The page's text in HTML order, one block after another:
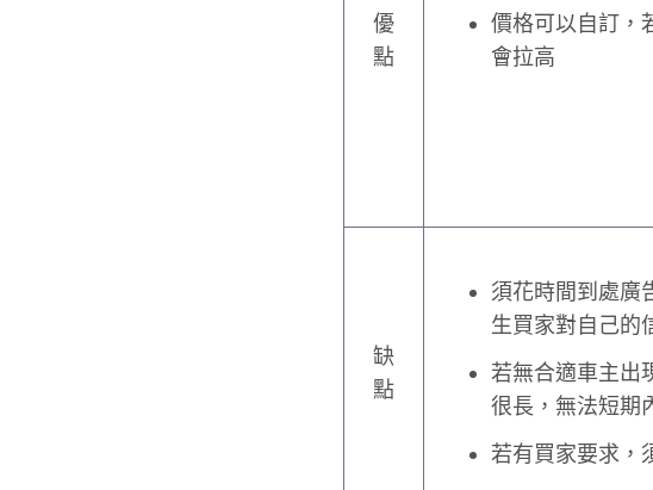
優
點
價格可以自訂，
會拉高
缺
點
須花時間到處廣
生買家對自己的
若無合適車主出
很長，無法短期
若有買家要求，